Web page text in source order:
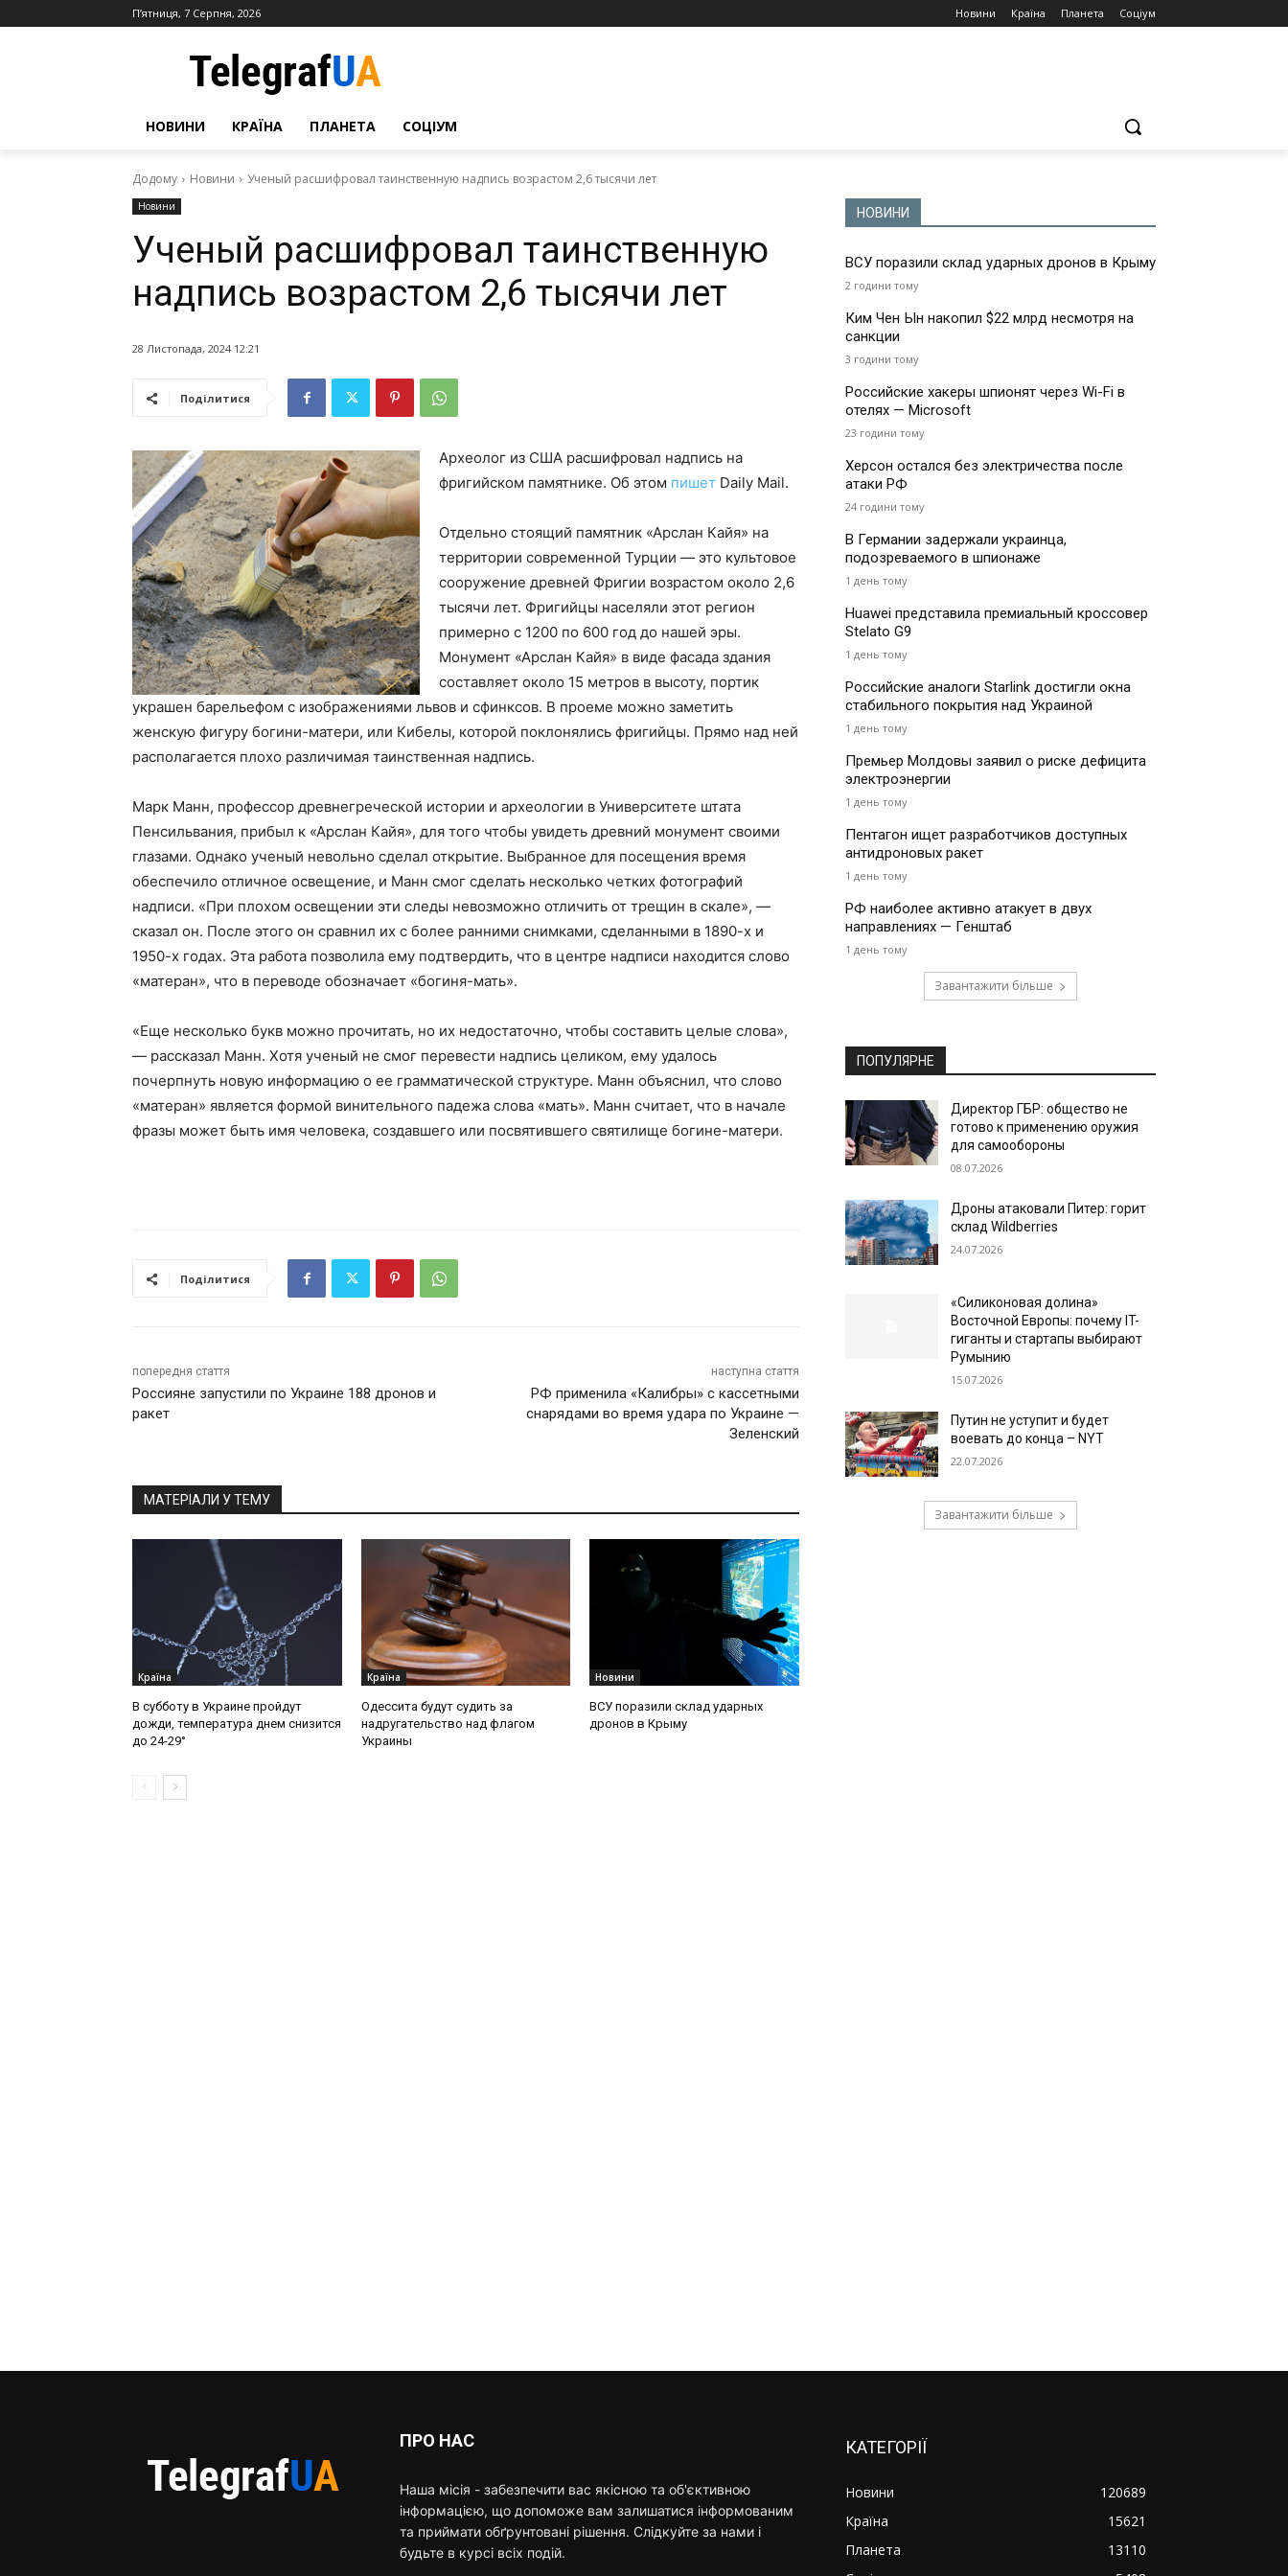
П’ятниця, 7 Серпня, 2026 Новини Країна Планета Соціум
НОВИНИ КРАЇНА ПЛАНЕТА СОЦІУМ
Додому Новини Ученый расшифровал таинственную надпись возрастом 2,6 тысячи лет
Новини
Ученый расшифровал таинственную
надпись возрастом 2,6 тысячи лет
28 Листопада, 2024 12:21
Поділитися
Археолог из США расшифровал надпись на
фригийском памятнике. Об этом пишет Daily Mail.
Отдельно стоящий памятник «Арслан Кайя» на
территории современной Турции — это культовое
сооружение древней Фригии возрастом около 2,6
тысячи лет. Фригийцы населяли этот регион
примерно с 1200 по 600 год до нашей эры.
Монумент «Арслан Кайя» в виде фасада здания
составляет около 15 метров в высоту, портик
украшен барельефом с изображениями львов и сфинксов. В проеме можно заметить
женскую фигуру богини-матери, или Кибелы, которой поклонялись фригийцы. Прямо над ней
располагается плохо различимая таинственная надпись.
Марк Манн, профессор древнегреческой истории и археологии в Университете штата
Пенсильвания, прибыл к «Арслан Кайя», для того чтобы увидеть древний монумент своими
глазами. Однако ученый невольно сделал открытие. Выбранное для посещения время
обеспечило отличное освещение, и Манн смог сделать несколько четких фотографий
надписи. «При плохом освещении эти следы невозможно отличить от трещин в скале», —
сказал он. После этого он сравнил их с более ранними снимками, сделанными в 1890-х и
1950-х годах. Эта работа позволила ему подтвердить, что в центре надписи находится слово
«матеран», что в переводе обозначает «богиня-мать».
«Еще несколько букв можно прочитать, но их недостаточно, чтобы составить целые слова»,
— рассказал Манн. Хотя ученый не смог перевести надпись целиком, ему удалось
почерпнуть новую информацию о ее грамматической структуре. Манн объяснил, что слово
«матеран» является формой винительного падежа слова «мать». Манн считает, что в начале
фразы может быть имя человека, создавшего или посвятившего святилище богине-матери.
Поділитися
попередня стаття
Россияне запустили по Украине 188 дронов и
ракет
наступна стаття
РФ применила «Калибры» с кассетными
снарядами во время удара по Украине —
Зеленский
МАТЕРІАЛИ У ТЕМУ
Країна
В субботу в Украине пройдут
дожди, температура днем снизится
до 24-29°
Країна
Одессита будут судить за
надругательство над флагом
Украины
Новини
ВСУ поразили склад ударных
дронов в Крыму
НОВИНИ
ВСУ поразили склад ударных дронов в Крыму
2 години тому
Ким Чен Ын накопил $22 млрд несмотря на
санкции
3 години тому
Российские хакеры шпионят через Wi-Fi в
отелях — Microsoft
23 години тому
Херсон остался без электричества после
атаки РФ
24 години тому
В Германии задержали украинца,
подозреваемого в шпионаже
1 день тому
Huawei представила премиальный кроссовер
Stelato G9
1 день тому
Российские аналоги Starlink достигли окна
стабильного покрытия над Украиной
1 день тому
Премьер Молдовы заявил о риске дефицита
электроэнергии
1 день тому
Пентагон ищет разработчиков доступных
антидроновых ракет
1 день тому
РФ наиболее активно атакует в двух
направлениях — Генштаб
1 день тому
Завантажити більше
ПОПУЛЯРНЕ
Директор ГБР: общество не
готово к применению оружия
для самообороны
08.07.2026
Дроны атаковали Питер: горит
склад Wildberries
24.07.2026
«Силиконовая долина»
Восточной Европы: почему IT-
гиганты и стартапы выбирают
Румынию
15.07.2026
Путин не уступит и будет
воевать до конца – NYT
22.07.2026
Завантажити більше
ПРО НАС
Наша місія - забезпечити вас якісною та об'єктивною
інформацією, що допоможе вам залишатися інформованим
та приймати обґрунтовані рішення. Слідкуйте за нами і
будьте в курсі всіх подій.
КАТЕГОРІЇ
Новини
120689
Країна
15621
Планета
13110